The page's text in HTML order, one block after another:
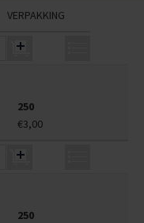
VERPAKKING
250
€3,00
250